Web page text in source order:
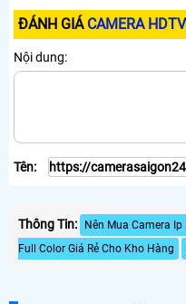
ĐÁNH GIÁ CAMERA
Nội dung:
Tên:
Thông Tin: Nên Mua Camera
Full Color Giá Rẻ Cho Kho Hàng